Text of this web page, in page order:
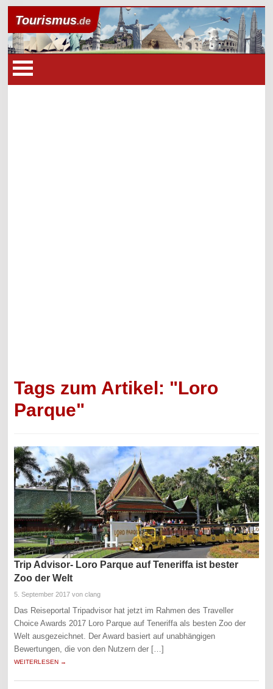
Tourismus.de
Tags zum Artikel: "Loro
Parque"
Trip Advisor- Loro Parque auf Teneriffa ist bester
Zoo der Welt
5. September 2017 von clang
Das Reiseportal Tripadvisor hat jetzt im Rahmen des Traveller
Choice Awards 2017 Loro Parque auf Teneriffa als besten Zoo der
Welt ausgezeichnet. Der Award basiert auf unabhängigen
Bewertungen, die von den Nutzern der […]
WEITERLESEN →